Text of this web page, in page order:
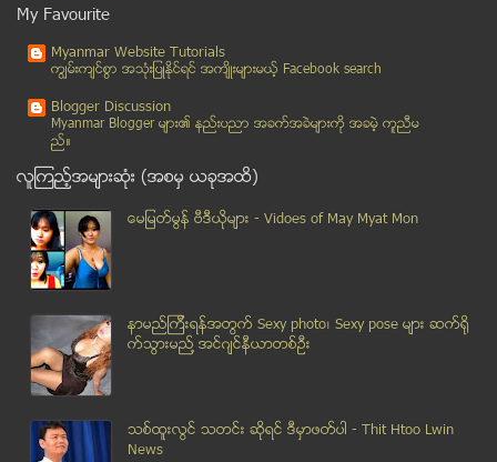
Jun 21( 11 )
Jun 20( 13 )
Jun 19( 7 )
Jun 18( 12 )
Jun 16( 3 )
Jun 15
Jun 14( 3 )
Jun 13( 6 )
Jun 12( 3 )
Jun 11( 3 )
Jun 09( 10 )
Jun 08( 11 )
Jun 04( 1 )
January( 2 )
My Favourite
Myanmar Website Tutorials
ကၽြမ္းက်င္စြာ အသုံးျပဳႏုိင္ရင္ အက်ိဳးမ်ားမယ့္ Facebook search
Blogger Discussion
Myanmar Blogger မ်ား၏ နည္းပညာ အခက္အခဲမ်ားကုိ အခမဲ့ ကူညီမ
ည္။
လူၾကည့္အမ်ားဆုံး (အစမွ ယခုအထိ)
ေမျမတ္မြန္ ဗီဒီယုိမ်ား - Vidoes of May Myat Mon
နာမည္ၾကီးရန္အတြက္ Sexy photo၊ Sexy pose မ်ား ဆက္ရို
က္သြားမည္႔ အင္ဂ်င္နီယာတစ္ဦး
သစ္ထူးလြင္ သတင္း ဆုိရင္ ဒီမွာဖတ္ပါ - Thit Htoo Lwin
News